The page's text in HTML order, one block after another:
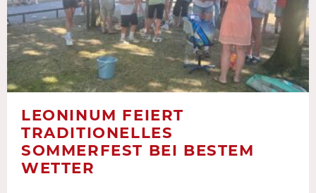
LEONINUM FEIERT
TRADITIONELLES
SOMMERFEST BEI BESTEM
WETTER